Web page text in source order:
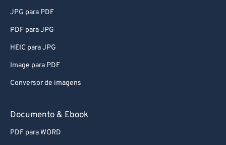
JPG para PDF
PDF para JPG
HEIC para JPG
Image para PDF
Conversor de imagens
Documento & Ebook
PDF para WORD